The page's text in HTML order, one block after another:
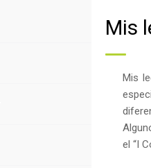
Mis
Mis
el “I